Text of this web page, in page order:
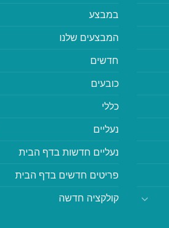
במבצע
המבצעים שלנו
חדשים
כובעים
כללי
נעליים
נעליים חדשות בדף הבית
פריטים חדשים בדף הבית
קולקציה חדשה